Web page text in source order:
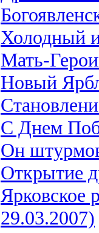
Холодный
Мать-
Новый
С Днем
Он
Открытие
Ярковское
29.03.2007)